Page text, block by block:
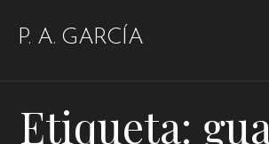
P. A. GARCÍA
Etiqueta: